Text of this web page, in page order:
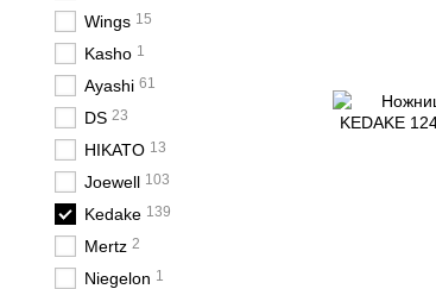
Wings 15
Kasho 1
Ayashi 61
DS 23
HIKATO 13
Joewell 103
Kedake 139
Mertz 2
Niegelon 1